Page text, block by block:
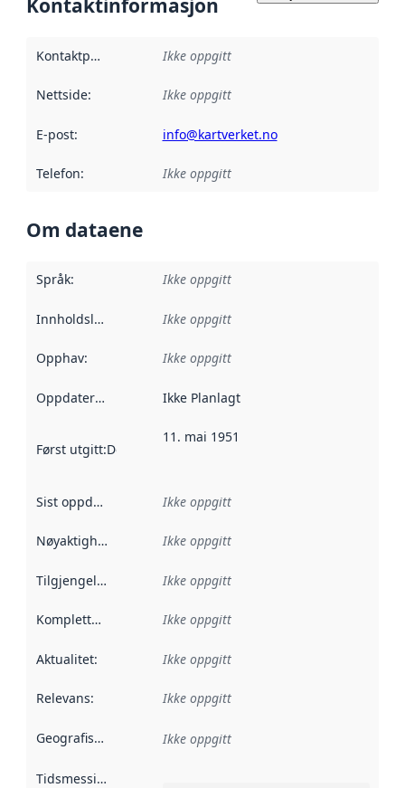
Kontaktinformasjon
Kontaktpunkt Ikke oppgitt
Nettside: Ikke oppgitt
E-post: info@kartverket.no
Telefon: Ikke oppgitt
Om dataene
Språk: Ikke oppgitt
Innholdsleverandører :
Ikke oppgitt
Opphav: Ikke oppgitt
Oppdateringsfrekvens :
Ikke Planlagt
Først utgitt:Denne datoen sier når dataene i dette
11. mai 1951
Sist oppdatert Ikke oppgitt
Nøyaktighet Ikke oppgitt
Tilgjengelighet Ikke oppgitt
Kompletthet Ikke oppgitt
Aktualitet: Ikke oppgitt
Relevans: Ikke oppgitt
Geografisk avgrensning :
Ikke oppgitt
Tidsmessig avgrensning